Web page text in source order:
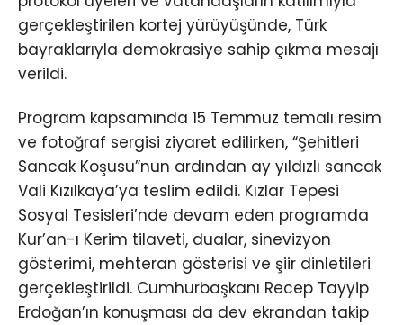
gerçekleştirilen kortej yürüyüşünde, Türk
bayraklarıyla demokrasiye sahip çıkma mesajı
verildi.
Program kapsamında 15 Temmuz temalı resim
ve fotoğraf sergisi ziyaret edilirken, “Şehitleri
Sancak Koşusu”nun ardından ay yıldızlı sancak
Vali Kızılkaya’ya teslim edildi. Kızlar Tepesi
Sosyal Tesisleri’nde devam eden programda
Kur’an-ı Kerim tilaveti, dualar, sinevizyon
gösterimi, mehteran gösterisi ve şiir dinletileri
gerçekleştirildi. Cumhurbaşkanı Recep Tayyip
Erdoğan’ın konuşması da dev ekrandan takip